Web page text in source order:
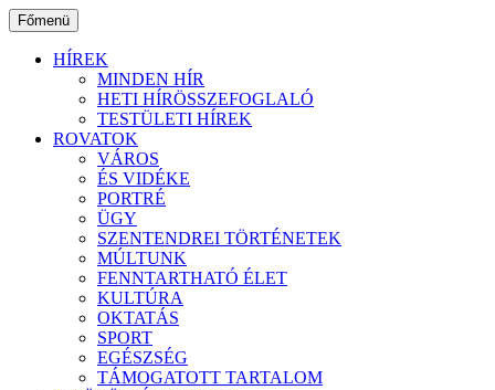
Ugrás
a
tartalomhoz
Főmenü
HÍREK
MINDEN HÍR
HETI HÍRÖSSZEFOGLALÓ
TESTÜLETI HÍREK
ROVATOK
VÁROS
ÉS VIDÉKE
PORTRÉ
ÜGY
SZENTENDREI TÖRTÉNETEK
MÚLTUNK
FENNTARTHATÓ ÉLET
KULTÚRA
OKTATÁS
SPORT
EGÉSZSÉG
TÁMOGATOTT TARTALOM